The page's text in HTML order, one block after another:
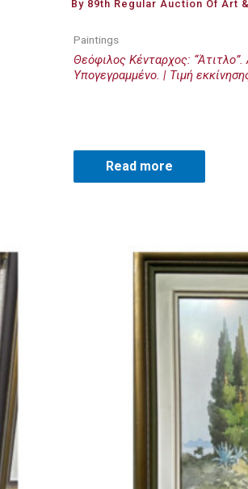
By 89th Regular Auction Of Art
Paintings
Θεόφιλος Κένταρχος:
Υπογεγραμμένο. | Τιμή
Read more